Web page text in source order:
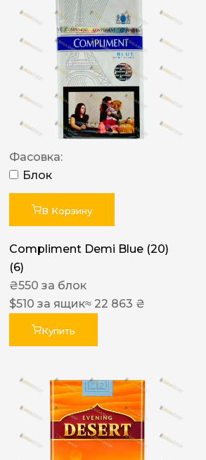
Фасовка:
Блок
В Корзину
Compliment Demi Blue (20)
(6)
₴550 за блок
$510 за ящик≈ 22 863 ₴
Купить